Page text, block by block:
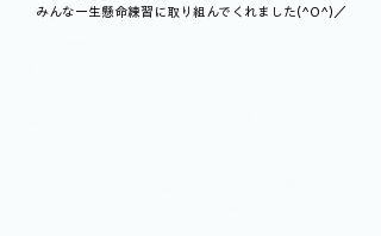
みんな一生懸命練習に取り組んでくれました(^O^)／